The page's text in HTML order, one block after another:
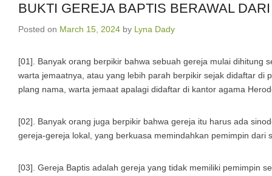
BUKTI GEREJA BAPTIS BERAWAL
Posted on March 15, 2024 by Lyna Dady
[01]. Banyak orang berpikir bahwa sebuah gereja mulai dihitung
warta jemaatnya, atau yang lebih parah berpikir sejak didaftar di
plang nama, warta jemaat apalagi didaftar di kantor agama
[02]. Banyak orang juga berpikir bahwa gereja itu harus ada
gereja-gereja lokal, yang berkuasa memindahkan pemimpin dari
[03]. Gereja Baptis adalah gereja yang tidak memiliki pemimpin